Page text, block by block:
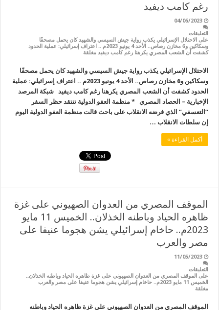
رغم كامب ديفيد
04/06/2023
التعليقات
على الاحتلال الإسرائيلي يكذب رواية جيش السيسي والشهيد كان يحمل مصحفًا
وسكاكين و6 مخازن رصاص.. الأحد 4 يونيو 2023م .. اعتراف إسرائيلي: عملية الحدود
كشفت أن الشعب المصري يكرهنا رغم كامب ديفيد مغلقة
الاحتلال الإسرائيلي يكذب رواية جيش السيسي والشهيد كان يحمل مصحفًا
وسكاكين و6 مخازن رصاص.. الأحد 4 يونيو 2023م .. اعتراف إسرائيلي: عملية
الحدود كشفت أن الشعب المصري يكرهنا رغم كامب ديفيد شبكة المرصد
الإخبارية – الحصاد المصري * منظمة العفو الدولية تنتقد حظر السفر
“التعسفي” الذي فرضه الانقلاب على باحث قالت منظمة العفو الدولية اليوم
إن سلطات الانقلاب …
أكمل القراءة »
الموقف المصري من العدوان الصهيوني على غزة
ظاهره الحياد وباطنه الخذلان.. الخميس 11 مايو
2023م.. حاخام إسرائيلي يشن هجوما عنيفا على
مصر والعرب
11/05/2023
التعليقات
على الموقف المصري من العدوان الصهيوني على غزة ظاهره الحياد وباطنه الخذلان..
الخميس 11 مايو 2023م.. حاخام إسرائيلي يشن هجوما عنيفا على مصر والعرب
مغلقة
الموقف المصري من العدوان الصهيوني على غزة ظاهره الحياد وباطنه